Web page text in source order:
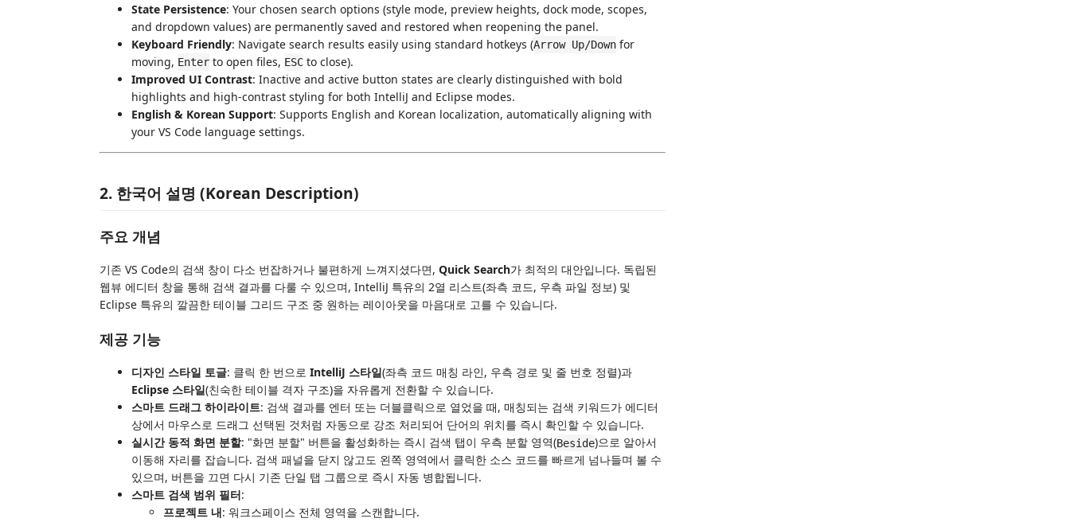
State Persistence: Your chosen search options (style mode, preview heights, dock mode, scopes,
and dropdown values) are permanently saved and restored when reopening the panel.
Keyboard Friendly: Navigate search results easily using standard hotkeys (Arrow Up/Down for
moving, Enter to open files, ESC to close).
Improved UI Contrast: Inactive and active button states are clearly distinguished with bold
highlights and high-contrast styling for both IntelliJ and Eclipse modes.
English & Korean Support: Supports English and Korean localization, automatically aligning with
your VS Code language settings.
2. 한국어 설명 (Korean Description)
주요 개념
기존 VS Code의 검색 창이 다소 번잡하거나 불편하게 느껴지셨다면, Quick Search가 최적의 대안입니다. 독립된
웹뷰 에디터 창을 통해 검색 결과를 다룰 수 있으며, IntelliJ 특유의 2열 리스트(좌측 코드, 우측 파일 정보) 및
Eclipse 특유의 깔끔한 테이블 그리드 구조 중 원하는 레이아웃을 마음대로 고를 수 있습니다.
제공 기능
디자인 스타일 토글: 클릭 한 번으로 IntelliJ 스타일(좌측 코드 매칭 라인, 우측 경로 및 줄 번호 정렬)과
Eclipse 스타일(친숙한 테이블 격자 구조)을 자유롭게 전환할 수 있습니다.
스마트 드래그 하이라이트: 검색 결과를 엔터 또는 더블클릭으로 열었을 때, 매칭되는 검색 키워드가 에디터
상에서 마우스로 드래그 선택된 것처럼 자동으로 강조 처리되어 단어의 위치를 즉시 확인할 수 있습니다.
실시간 동적 화면 분할: "화면 분할" 버튼을 활성화하는 즉시 검색 탭이 우측 분할 영역(Beside)으로 알아서
이동해 자리를 잡습니다. 검색 패널을 닫지 않고도 왼쪽 영역에서 클릭한 소스 코드를 빠르게 넘나들며 볼 수
있으며, 버튼을 끄면 다시 기존 단일 탭 그룹으로 즉시 자동 병합됩니다.
스마트 검색 범위 필터:
프로젝트 내: 워크스페이스 전체 영역을 스캔합니다.